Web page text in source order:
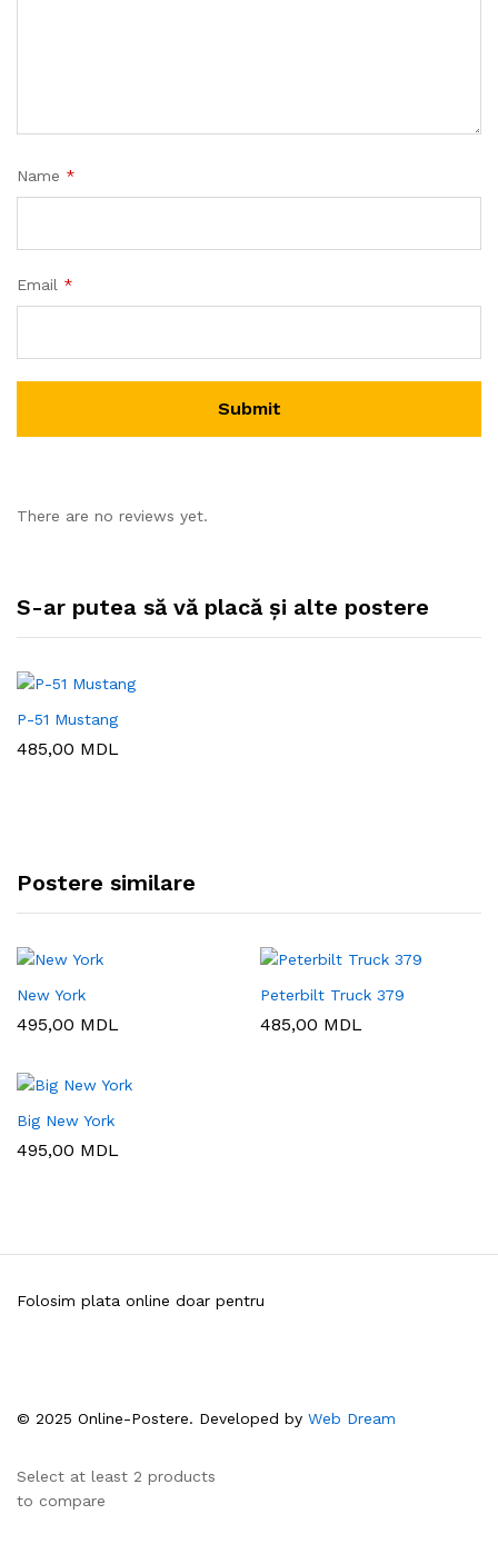
Name *
Email *
There are no reviews yet.
S-ar putea să vă placă și alte postere
P-51 Mustang
485,00 MDL
Postere similare
New York
495,00 MDL
Peterbilt Truck 379
485,00 MDL
Big New York
495,00 MDL
© 2025 Online-Postere. Developed by Web Dream
Folosim plata online doar pentru
Select at least 2 products
to compare